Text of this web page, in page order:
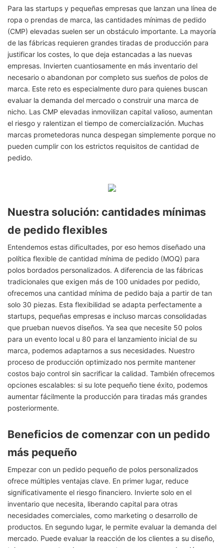
Para las startups y pequeñas empresas que lanzan una línea de
ropa o prendas de marca, las cantidades mínimas de pedido
(CMP) elevadas suelen ser un obstáculo importante. La mayoría
de las fábricas requieren grandes tiradas de producción para
justificar los costes, lo que deja estancadas a las nuevas
empresas. Invierten cuantiosamente en más inventario del
necesario o abandonan por completo sus sueños de polos de
marca. Este reto es especialmente duro para quienes buscan
evaluar la demanda del mercado o construir una marca de
nicho. Las CMP elevadas inmovilizan capital valioso, aumentan
el riesgo y ralentizan el tiempo de comercialización. Muchas
marcas prometedoras nunca despegan simplemente porque no
pueden cumplir con los estrictos requisitos de cantidad de
pedido.
Nuestra solución: cantidades mínimas
de pedido flexibles
Entendemos estas dificultades, por eso hemos diseñado una
política flexible de cantidad mínima de pedido (MOQ) para
polos bordados personalizados. A diferencia de las fábricas
tradicionales que exigen más de 100 unidades por pedido,
ofrecemos una cantidad mínima de pedido baja a partir de tan
solo 30 piezas. Esta flexibilidad se adapta perfectamente a
startups, pequeñas empresas e incluso marcas consolidadas
que prueban nuevos diseños. Ya sea que necesite 50 polos
para un evento local u 80 para el lanzamiento inicial de su
marca, podemos adaptarnos a sus necesidades. Nuestro
proceso de producción optimizado nos permite mantener
costos bajo control sin sacrificar la calidad. También ofrecemos
opciones escalables: si su lote pequeño tiene éxito, podemos
aumentar fácilmente la producción para tiradas más grandes
posteriormente.
Beneficios de comenzar con un pedido
más pequeño
Empezar con un pedido pequeño de polos personalizados
ofrece múltiples ventajas clave. En primer lugar, reduce
significativamente el riesgo financiero. Invierte solo en el
inventario que necesita, liberando capital para otras
necesidades comerciales, como marketing o desarrollo de
productos. En segundo lugar, le permite evaluar la demanda del
mercado. Puede evaluar la reacción de los clientes a su diseño,